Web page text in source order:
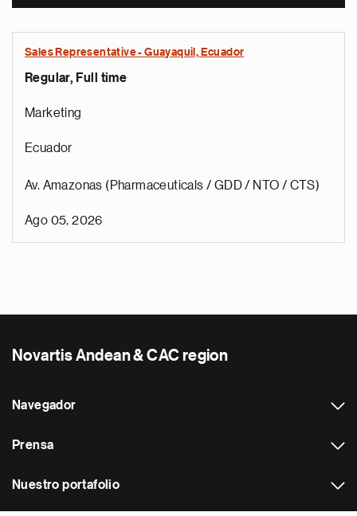
Sales Representative - Guayaquil, Ecuador
Regular, Full time
Marketing
Ecuador
Av. Amazonas (Pharmaceuticals / GDD / NTO / CTS)
Ago 05, 2026
Novartis Andean & CAC region
Navegador
Prensa
Nuestro portafolio